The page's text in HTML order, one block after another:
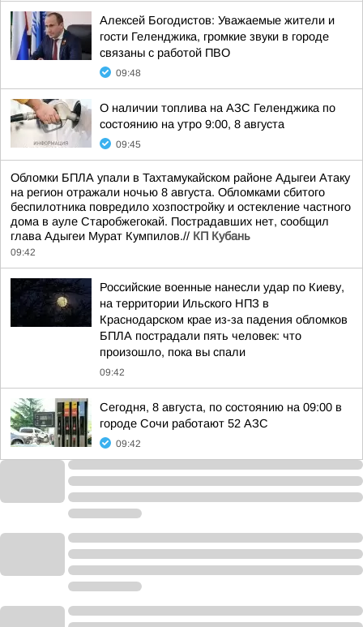
Алексей Богодистов: Уважаемые жители и
гости Геленджика, громкие звуки в городе
связаны с работой ПВО
09:48
О наличии топлива на АЗС Геленджика по
состоянию на утро 9:00, 8 августа
09:45
Обломки БПЛА упали в Тахтамукайском районе Адыгеи Атаку
на регион отражали ночью 8 августа. Обломками сбитого
беспилотника повредило хозпостройку и остекление частного
дома в ауле Старобжегокай. Пострадавших нет, сообщил
глава Адыгеи Мурат Кумпилов.// КП Кубань
09:42
Российские военные нанесли удар по Киеву,
на территории Ильского НПЗ в
Краснодарском крае из-за падения обломков
БПЛА пострадали пять человек: что
произошло, пока вы спали
09:42
Сегодня, 8 августа, по состоянию на 09:00 в
городе Сочи работают 52 АЗС
09:42